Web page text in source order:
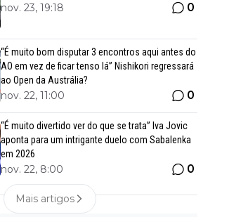
nov. 23, 19:18 0
“É muito bom disputar 3 encontros aqui antes do
AO em vez de ficar tenso lá” Nishikori regressará
ao Open da Austrália?
nov. 22, 11:00 0
“É muito divertido ver do que se trata” Iva Jovic
aponta para um intrigante duelo com Sabalenka
em 2026
nov. 22, 8:00 0
Mais artigos